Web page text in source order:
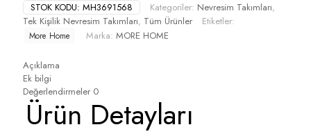
STOK KODU: MH3691568 Kategoriler: Nevresim Takımları,
Tek Kişilik Nevresim Takımları, Tüm Ürünler Etiketler:
More Home Marka: MORE HOME
Açıklama
Ek bilgi
Değerlendirmeler 0
Ürün Detayları